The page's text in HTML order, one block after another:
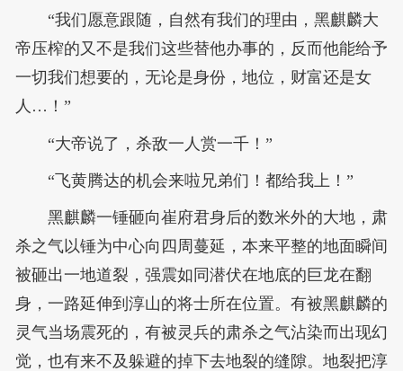
“我们愿意跟随，自然有我们的理由，黑麒麟大
帝压榨的又不是我们这些替他办事的，反而他能给予
一切我们想要的，无论是身份，地位，财富还是女
人…！”
“大帝说了，杀敌一人赏一千！”
“飞黄腾达的机会来啦兄弟们！都给我上！”
黑麒麟一锤砸向崔府君身后的数米外的大地，肃
杀之气以锤为中心向四周蔓延，本来平整的地面瞬间
被砸出一地道裂，强震如同潜伏在地底的巨龙在翻
身，一路延伸到淳山的将士所在位置。有被黑麒麟的
灵气当场震死的，有被灵兵的肃杀之气沾染而出现幻
觉，也有来不及躲避的掉下去地裂的缝隙。地裂把淳